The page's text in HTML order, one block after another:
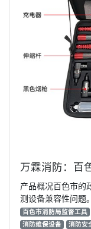
万霖消防：百
产品概况百色市的
测设备兼容性问题
百色市消防局监督工具
消防维保设备
消防安